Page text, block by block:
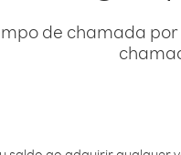
de chamada